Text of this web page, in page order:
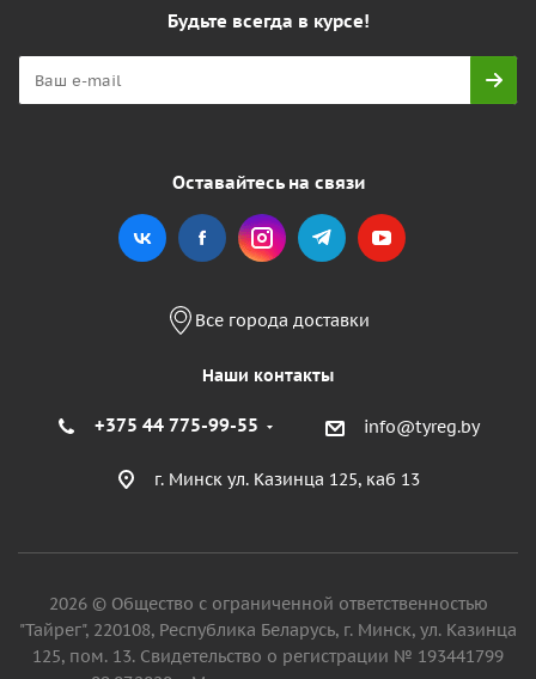
Будьте всегда в курсе!
Оставайтесь на связи
Все города доставки
Наши контакты
+375 44 775-99-55 info@tyreg.by
г. Минск ул. Казинца 125, каб 13
2026 © Общество с ограниченной ответственностью
"Тайрег", 220108, Республика Беларусь, г. Минск, ул. Казинца
125, пом. 13. Свидетельство о регистрации № 193441799